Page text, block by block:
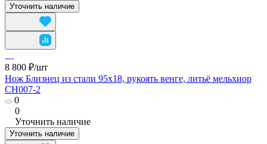
Уточнить наличие
8 800 ₽/шт
Нож Близнец из стали 95х18, рукоять венге, литьё мельхиор
CH007-2
0
0
Уточнить наличие
Уточнить наличие